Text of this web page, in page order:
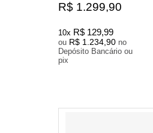
R$ 1.299,90
10x R$ 129,99
ou R$ 1.234,90 no
Depósito Bancário ou
pix